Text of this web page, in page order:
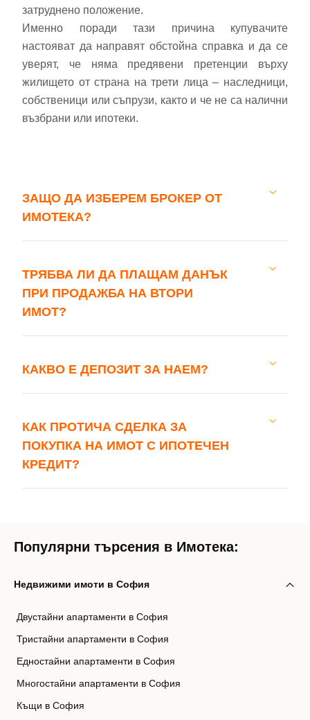
Добре дошъл!
Вход
Вход като гост
или използвай профил
затруднено положение.
Именно поради тази причина купувачите
настояват да направят обстойна справка и да се
уверят, че няма предявени претенции върху
жилището от страна на трети лица – наследници,
собственици или съпрузи, както и че не са налични
възбрани или ипотеки.
ЗАЩО ДА ИЗБЕРЕМ БРОКЕР ОТ
ИМОТЕКА?
ТРЯБВА ЛИ ДА ПЛАЩАМ ДАНЪК
ПРИ ПРОДАЖБА НА ВТОРИ
ИМОТ?
КАКВО Е ДЕПОЗИТ ЗА НАЕМ?
КАК ПРОТИЧА СДЕЛКА ЗА
ПОКУПКА НА ИМОТ С ИПОТЕЧЕН
КРЕДИТ?
Популярни търсения в Имотека:
Недвижими имоти в София
Двустайни апартаменти в София
Тристайни апартаменти в София
Едностайни апартаменти в София
Многостайни апартаменти в София
Къщи в София